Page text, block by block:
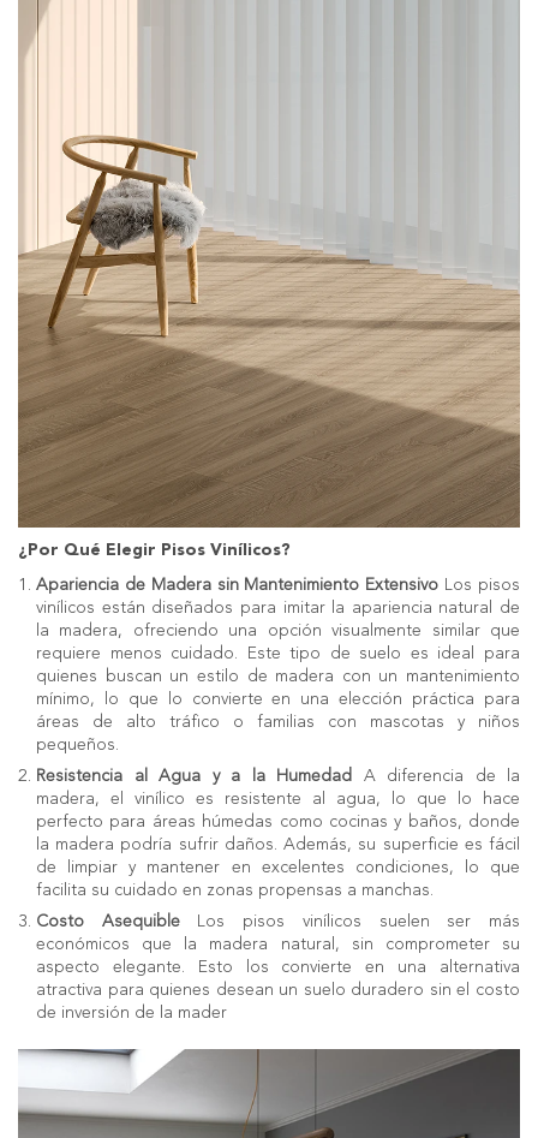
¿Por Qué Elegir Pisos Vinílicos?
Apariencia de Madera sin Mantenimiento Extensivo Los pisos
vinílicos están diseñados para imitar la apariencia natural de
la madera, ofreciendo una opción visualmente similar que
requiere menos cuidado. Este tipo de suelo es ideal para
quienes buscan un estilo de madera con un mantenimiento
mínimo, lo que lo convierte en una elección práctica para
áreas de alto tráfico o familias con mascotas y niños
pequeños.
Resistencia al Agua y a la Humedad A diferencia de la
madera, el vinílico es resistente al agua, lo que lo hace
perfecto para áreas húmedas como cocinas y baños, donde
la madera podría sufrir daños. Además, su superficie es fácil
de limpiar y mantener en excelentes condiciones, lo que
facilita su cuidado en zonas propensas a manchas.
Costo AsequibleLos pisos vinílicos suelen ser más
económicos que la madera natural, sin comprometer su
aspecto elegante. Esto los convierte en una alternativa
atractiva para quienes desean un suelo duradero sin el costo
de inversión de la mader